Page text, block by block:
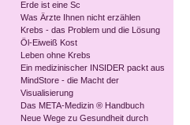
Erde ist eine Sc
Was Ärzte Ihnen nicht erzählen
Krebs - das Problem und die Lösung
Öl-Eiweiß Kost
Leben ohne Krebs
Ein medizinischer INSIDER packt aus
MindStore - die Macht der
Visualisierung
Das META-Medizin ® Handbuch
Neue Wege zu Gesundheit durch